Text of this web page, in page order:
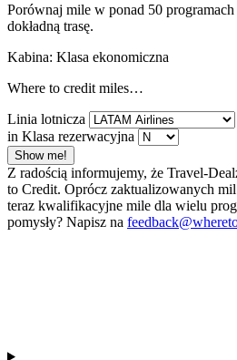
Porównaj mile w ponad 50
dokładną trasę.
Kabina: Klasa ekonomiczna
Where to credit miles…
Linia lotnicza
in Klasa rezerwacyjna
Show me!
Z radością informujemy, że Travel-
to Credit. Oprócz zaktualizowanych
teraz kwalifikacyjne mile dla wielu
pomysły? Napisz na